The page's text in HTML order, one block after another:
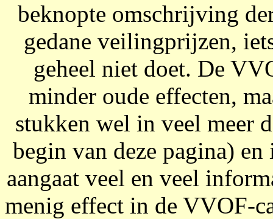
beknopte omschrijving
gedane veilingprijzen,
geheel niet doet. De
minder oude effecten,
stukken wel in veel meer
begin van deze pagina)
aangaat veel en veel
menig effect in de VVOF-